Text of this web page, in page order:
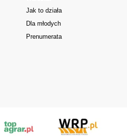
Jak to działa
Dla młodych
Prenumerata